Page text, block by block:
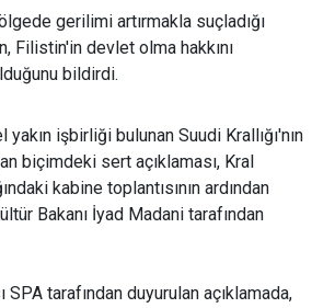
gerilimi artırmakla suçladığı
Filistin'in devlet olma hakkını
bildirdi.
işbirliği bulunan Suudi Krallığı'nın
biçimdeki sert açıklaması, Kral
kabine toplantısının ardından
Bakanı İyad Madani tarafından
SPA tarafından duyurulan açıklamada,